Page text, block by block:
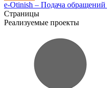
e-Otinish – Подача
Страницы
Реализуемые проекты